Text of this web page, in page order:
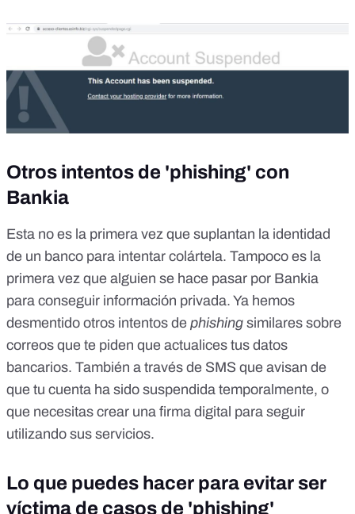
Otros intentos de 'phishing' con
Bankia
Esta no es la primera vez que suplantan la identidad
de un banco para intentar colártela. Tampoco es la
primera vez que alguien se hace pasar por Bankia
para conseguir información privada. Ya hemos
desmentido otros intentos de phishing similares sobre
correos que te piden que actualices tus datos
bancarios. También a través de SMS que avisan de
que tu cuenta ha sido suspendida temporalmente, o
que necesitas crear una firma digital para seguir
utilizando sus servicios.
Lo que puedes hacer para evitar ser
víctima de casos de 'phishing'